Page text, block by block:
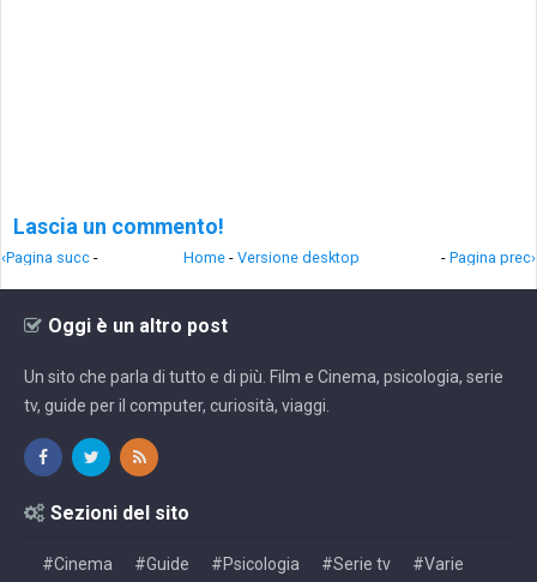
Lascia un commento!
‹Pagina succ - - Pagina prec›
Home - Versione desktop
Oggi è un altro post
Un sito che parla di tutto e di più. Film e Cinema, psicologia, serie
tv, guide per il computer, curiosità, viaggi.
Sezioni del sito
#Cinema #Guide #Psicologia #Serie tv #Varie